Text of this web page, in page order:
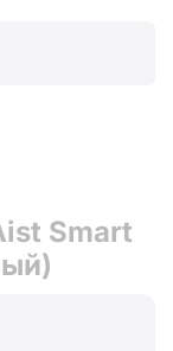
Smart